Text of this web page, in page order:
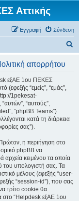
Αττικής
Σύνδεση
Εγγραφή
απορρήτου
εξΑΕ 1ου ΠΕΚΕΣ
(εφεξής “εμείς”, “εμάς”,
1pekesat-
“αυτούς”,
“phpBB Teams”)
κατά τη διάρκεια
σας”).
η περιήγηση στο
phpBB να
αρχεία κειμένου τα οποία
του υπολογιστή σας. Τα
μέλους (εφεξής “user-
“session-id”), που σας
τρίτο cookie θα
στο “Helpdesk εξΑΕ 1ου